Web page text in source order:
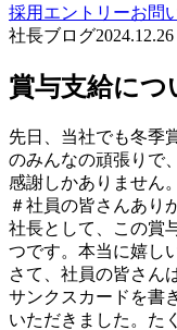
採用エントリーお問
社長ブログ2024.12.26
賞与支給につ
先日、当社でも冬季
のみんなの頑張りで
感謝しかありません。
＃社員の皆さんあり
社長として、この賞
つです。本当に嬉し
さて、社員の皆さん
サンクスカードを書
いただきました。た